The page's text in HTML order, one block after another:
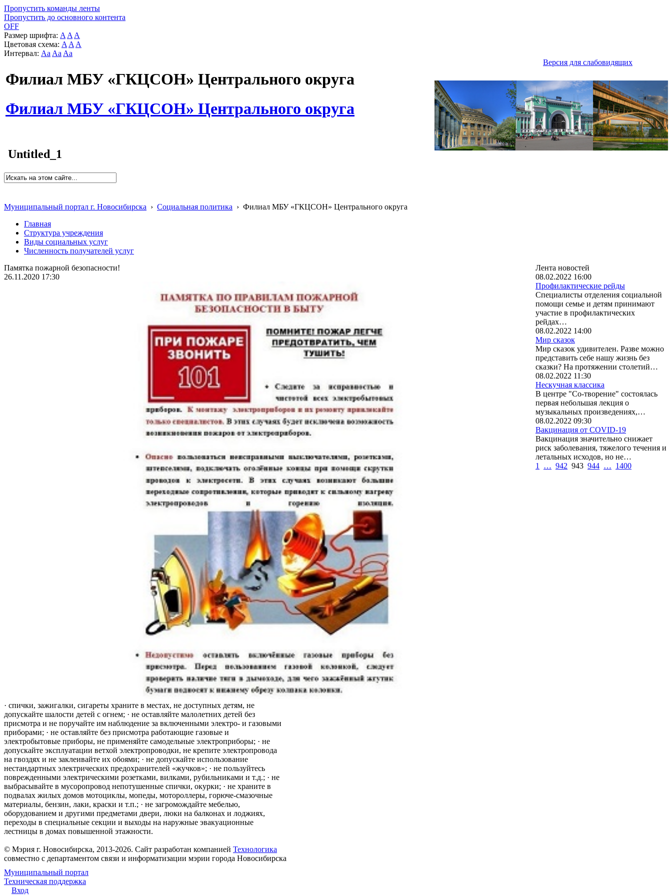
Пропустить команды ленты
Пропустить до основного контента
OFF
Размер шрифта: A A A
Цветовая схема: A A A
Интервал: Aa Aa Aa
Версия для слабовидящих
Филиал МБУ «ГКЦСОН» Центрального округа
Филиал МБУ «ГКЦСОН» Центрального округа
Untitled_1
Муниципальный портал г. Новосибирска › Социальная политика › Филиал МБУ «ГКЦСОН» Центрального округа
Главная
Структура учреждения
Виды социальных услуг
Численность получателей услуг
Памятка пожарной безопасности!
26.11.2020 17:30
· спички, зажигалки, сигареты храните в местах, не доступных детям, не
допускайте шалости детей с огнем; · не оставляйте малолетних детей без
присмотра и не поручайте им наблюдение за включенными электро- и газовыми
приборами; · не оставляйте без присмотра работающие газовые и
электробытовые приборы, не применяйте самодельные электроприборы; · не
допускайте эксплуатации ветхой электропроводки, не крепите электропровода
на гвоздях и не заклеивайте их обоями; · не допускайте использование
нестандартных электрических предохранителей «жучков»; · не пользуйтесь
поврежденными электрическими розетками, вилками, рубильниками и т.д.; · не
выбрасывайте в мусоропровод непотушенные спички, окурки; · не храните в
подвалах жилых домов мотоциклы, мопеды, мотороллеры, горюче-смазочные
материалы, бензин, лаки, краски и т.п.; · не загромождайте мебелью,
оборудованием и другими предметами двери, люки на балконах и лоджиях,
переходы в специальные секции и выходы на наружные эвакуационные
лестницы в домах повышенной этажности.
Лента новостей
08.02.2022 16:00
Профилактические рейды
Специалисты отделения социальной
помощи семье и детям принимают
участие в профилактических
рейдах…
08.02.2022 14:00
Мир сказок
Мир сказок удивителен. Разве можно
представить себе нашу жизнь без
сказки? На протяжении столетий…
08.02.2022 11:30
Нескучная классика
В центре "Со-творение" состоялась
первая небольшая лекция о
музыкальных произведениях,…
08.02.2022 09:30
Вакцинация от COVID-19
Вакцинация значительно снижает
риск заболевания, тяжелого течения и
летальных исходов, но не…
1
… 942 943 944 … 1400
© Мэрия г. Новосибирска, 2013-2026. Сайт разработан компанией Технологика
совместно с департаментом связи и информатизации мэрии города Новосибирска
Муниципальный портал
Техническая поддержка
Вход